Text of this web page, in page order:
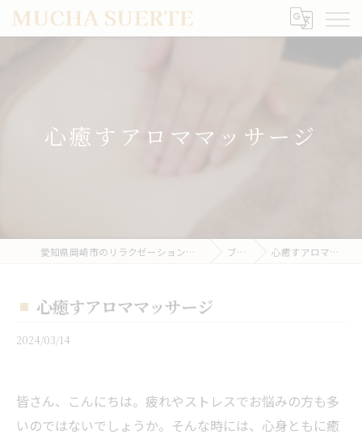
心癒すアロママッサージ
愛知県岡崎市のリラクゼーションならMUCHA SUERTE ブログ 心癒すアロママッサージ
心癒すアロママッサージ
2024/03/14
皆さん、こんにちは。疲れやストレスでお悩みの方も多
いのではないでしょうか。そんな時には、心身ともに癒